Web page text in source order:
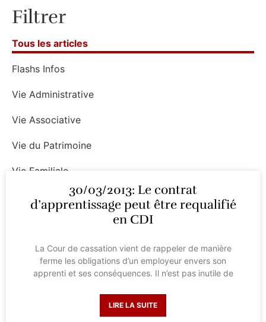
Filtrer
Tous les articles
Flashs Infos
Vie Administrative
Vie Associative
Vie du Patrimoine
Vie Familiale
Vie Professionnelle30/03/2013: Le contrat
d’apprentissage peut être requalifié
en CDI
La Cour de cassation vient de rappeler de manière
ferme les obligations d’un employeur envers son
apprenti et ses conséquences. Il n’est pas inutile de
LIRE LA SUITE